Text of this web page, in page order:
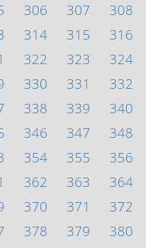
306 307
308
314 315
316
322 323
324
330 331
332
338 339
340
346 347
348
354 355
356
362 363
364
370 371
372
378 379
380